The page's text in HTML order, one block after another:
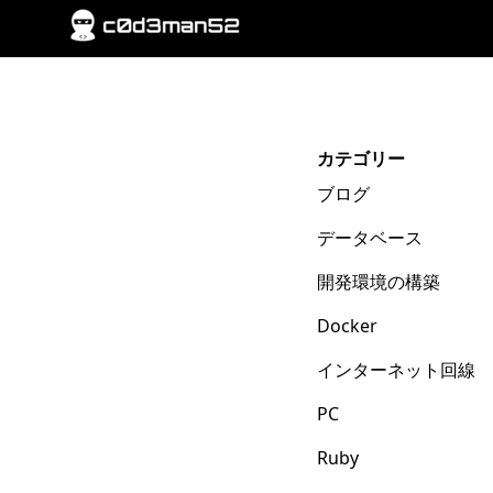
カテゴリー
ブログ
データベース
開発環境の構築
Docker
インターネット回線
PC
Ruby